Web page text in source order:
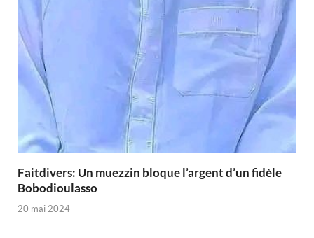
Faitdivers: Un muezzin bloque l’argent d’un fidèle
Bobodioulasso
20 mai 2024